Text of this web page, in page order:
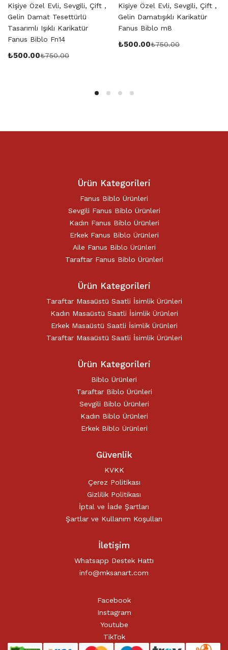
Kişiye Özel Evli, Sevgili, Çift ,
Gelin Damat Tesettürlü
Tasarımlı Işıklı Karikatür
Fanus Biblo Fn14
₺500.00₺750.00
Kişiye Özel Evli, Sevgili, Çift ,
Gelin Damatışıklı Karikatür
Fanus Biblo m8
₺500.00₺750.00
Ürün Kategorileri
Fanus Biblo Ürünleri
Sevgili Fanus Biblo Ürünleri
Kadın Fanus Biblo Ürünleri
Erkek Fanus Biblo Ürünleri
Aile Fanus Biblo Ürünleri
Taraftar Fanus Biblo Ürünleri
Ürün Kategorileri
Taraftar Masaüstü Saatli İsimlik Ürünleri
Kadın Masaüstü Saatli İsimlik Ürünleri
Erkek Masaüstü Saatli İsimlik Ürünleri
Taraftar Masaüstü Saatli İsimlik Ürünleri
Ürün Kategorileri
Biblo Ürünleri
Taraftar Biblo Ürünleri
Sevgili Biblo Ürünleri
Kadın Biblo Ürünleri
Erkek Biblo Ürünleri
Güvenlik
KVKK
Çerez Politikası
Gizlilik Politikası
İptal ve İade Şartları
Şartlar ve Kullanım Koşulları
İletişim
Whatsapp Destek Hattı
info@mksanart.com
Facebook
Instagram
Youtube
TikTok